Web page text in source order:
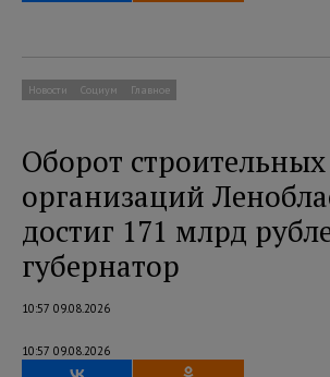
Новости Социум Главное
Оборот строительных
организаций
достиг 171 млрд
губернатор
10:57 09.08.2026
10:57 09.08.2026